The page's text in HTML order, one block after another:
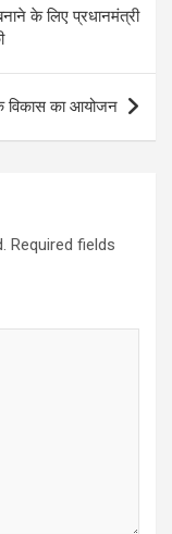
के लिए प्रधानमंत्री
विकास का आयोजन
Required fields